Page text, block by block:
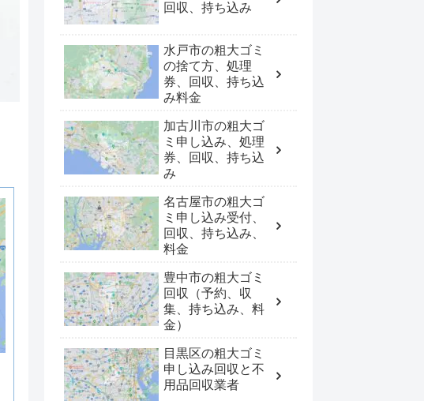
回収、持ち込み
水戸市の粗大ゴミ
の捨て方、処理
券、回収、持ち込
み料金
加古川市の粗大ゴ
ミ申し込み、処理
券、回収、持ち込
み
名古屋市の粗大ゴ
ミ申し込み受付、
回収、持ち込み、
料金
豊中市の粗大ゴミ
回収（予約、収
集、持ち込み、料
金）
目黒区の粗大ゴミ
申し込み回収と不
用品回収業者